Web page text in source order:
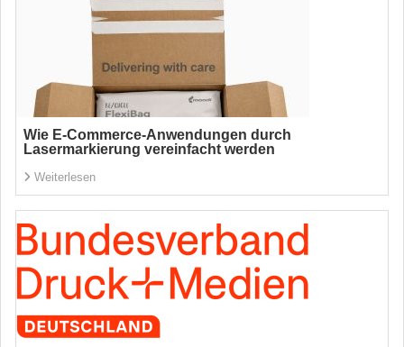
Wie E-Commerce-Anwendungen durch
Lasermarkierung vereinfacht werden
Weiterlesen